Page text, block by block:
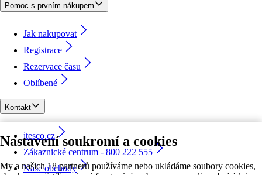
Nastavení soukromí a cookies
My a našich 18 partnerů používáme nebo ukládáme soubory cookies,
Pomoc s prvním nákupem
Jak nakupovat
Registrace
Rezervace času
Oblíbené
Kontakt
itesco.cz
Zákaznické centrum - 800 222 555
Naše obchody